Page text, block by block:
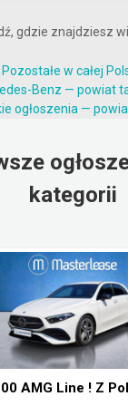
gdzie znajdziesz
Pozostałe w całej
Benz — powiat
ogłoszenia —
kategorii